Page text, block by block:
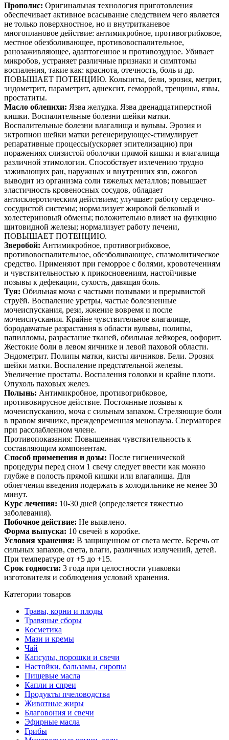
Прополис: Оригинальная технология приготовления
обеспечивает активное всасывание следствием чего является
не только поверхностное, но и внутритканевое
многоплановое действие: антимикробное, противогрибковое,
местное обезболивающее, противовоспалительное,
ранозаживляющее, адаптогенное и противозудное. Убивает
микробов, устраняет различные признаки и симптомы
воспаления, такие как: краснота, отечность, боль и др.
ПОВЫШАЕТ ПОТЕНЦИЮ. Кольпиты, бели, эрозия, метрит,
эндометрит, параметрит, аднексит, геморрой, трещины, язвы,
простатиты.
Масло облепихи: Язва желудка. Язва двенадцатиперстной
кишки. Воспалительные болезни шейки матки.
Воспалительные болезни влагалища и вульвы. Эрозия и
эктропион шейки матки регенерирующее-стимулирует
репаративные процессы(ускоряет эпителизацию) при
поражениях слизистой оболочки прямой кишки и влагалища
различной этимологии. Способствует излечению трудно
заживающих ран, наружных и внутренних язв, ожогов
выводит из организма соли тяжелых металлов; повышает
эластичность кровеносных сосудов, обладает
антисклеротическим действием; улучшает работу сердечно-
сосудистой системы; нормализует жировой белковый и
холестериновый обмены; положительно влияет на функцию
щитовидной железы; нормализует работу печени,
ПОВЫШАЕТ ПОТЕНЦИЮ.
Зверобой: Антимикробное, противогрибковое,
противовоспалительное, обезболивающее, спазмолитическое
средство. Применяют при геморрое с болями, кровотечениям
и чувствительностью к прикосновениям, настойчивые
позывы к дефекации, сухость, давящая боль.
Туя: Обильная моча с частыми позывами и прерывистой
струёй. Воспаление уретры, частые болезненные
мочеиспускания, рези, жжение вовремя и после
мочеиспускания. Крайне чувствительное влагалище,
бородавчатые разрастания в области вульвы, полипы,
папилломы, разрастание тканей, обильная лейкорея, оофорит.
Жестокие боли в левом яичнике и левой паховой области.
Эндометрит. Полипы матки, кисты яичников. Бели. Эрозия
шейки матки. Воспаление предстательной железы.
Увеличение простаты. Воспаления головки и крайне плоти.
Опухоль паховых желез.
Полынь: Антимикробное, противогрибковое,
противовирусное действие. Постоянные позывы к
мочеиспусканию, моча с сильным запахом. Стреляющие боли
в правом яичнике, преждевременная менопауза. Сперматорея
при расслабленном члене.
Противопоказания: Повышенная чувствительность к
составляющим компонентам.
Способ применения и дозы: После гигиенической
процедуры перед сном 1 свечу следует ввести как можно
глубже в полость прямой кишки или влагалища. Для
облегчения введения подержать в холодильнике не менее 30
минут.
Курс лечения: 10-30 дней (определяется тяжестью
заболевания).
Побочное действие: Не выявлено.
Форма выпуска: 10 свечей в коробке.
Условия хранения: В защищенном от света месте. Беречь от
сильных запахов, света, влаги, различных излучений, детей.
При температуре от +5 до +15.
Срок годности: 3 года при целостности упаковки
изготовителя и соблюдения условий хранения.
Категории товаров
Травы, корни и плоды
Травяные сборы
Косметика
Мази и кремы
Чай
Капсулы, порошки и свечи
Настойки, бальзамы, сиропы
Пищевые масла
Капли и спреи
Продукты пчеловодства
Животные жиры
Благовония и свечи
Эфирные масла
Грибы